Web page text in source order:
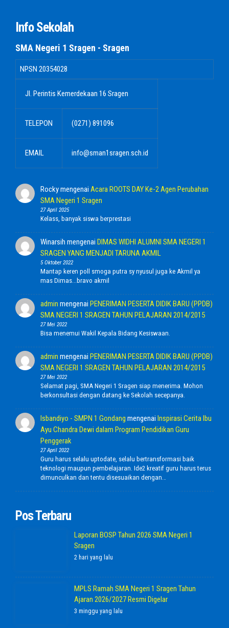
Info Sekolah
SMA Negeri 1 Sragen - Sragen
NPSN 20354028
Jl. Perintis Kemerdekaan 16 Sragen
TELEPON (0271) 891096
EMAIL info@sman1sragen.sch.id
Rockymengenai Acara ROOTS DAY Ke-2 Agen Perubahan
SMA Negeri 1 Sragen
27 April 2025
Kelass, banyak siswa berprestasi
Winarsih mengenai DIMAS WIDHI ALUMNI SMA NEGERI 1
SRAGEN YANG MENJADI TARUNA AKMIL
5 Oktober 2022
Mantap keren poll smoga putra sy nyusul juga ke Akmil ya
mas Dimas...bravo akmil
admin mengenai PENERIMAN PESERTA DIDIK BARU (PPDB)
SMA NEGERI 1 SRAGEN TAHUN PELAJARAN 2014/2015
27 Mei 2022
Bisa menemui Wakil Kepala Bidang Kesiswaan.
admin mengenai PENERIMAN PESERTA DIDIK BARU (PPDB)
SMA NEGERI 1 SRAGEN TAHUN PELAJARAN 2014/2015
27 Mei 2022
Selamat pagi, SMA Negeri 1 Sragen siap menerima. Mohon
berkonsultasi dengan datang ke Sekolah secepanya.
Isbandiyo - SMPN 1 Gondang mengenai Inspirasi Cerita Ibu
Ayu Chandra Dewi dalam Program Pendidikan Guru
Penggerak
27 April 2022
Guru harus selalu uptodate, selalu bertransformasi baik
teknologi maupun pembelajaran. Ide2 kreatif guru harus terus
dimunculkan dan tentu disesuaikan dengan…
Pos Terbaru
Laporan BOSP Tahun 2026 SMA Negeri 1
Sragen
2 hari yang lalu
MPLS Ramah SMA Negeri 1 Sragen Tahun
Ajaran 2026/2027 Resmi Digelar
3 minggu yang lalu